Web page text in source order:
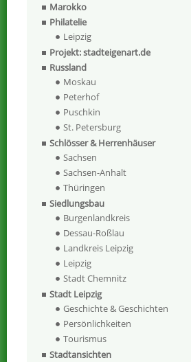
Marokko
Philatelie
Leipzig
Projekt: stadteigenart.de
Russland
Moskau
Peterhof
Puschkin
St. Petersburg
Schlösser & Herrenhäuser
Sachsen
Sachsen-Anhalt
Thüringen
Siedlungsbau
Burgenlandkreis
Dessau-Roßlau
Landkreis Leipzig
Leipzig
Stadt Chemnitz
Stadt Leipzig
Geschichte & Geschichten
Persönlichkeiten
Tourismus
Stadtansichten